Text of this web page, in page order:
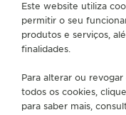
SOBRE NÓS
Este website utiliza
permitir o seu
produtos e serviços,
finalidades.
Para alterar ou
todos os cookies,
para saber mais,